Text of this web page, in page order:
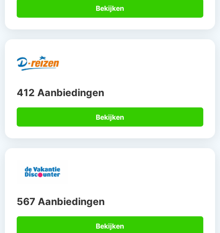
Bekijken
412 Aanbiedingen
Bekijken
567 Aanbiedingen
Bekijken